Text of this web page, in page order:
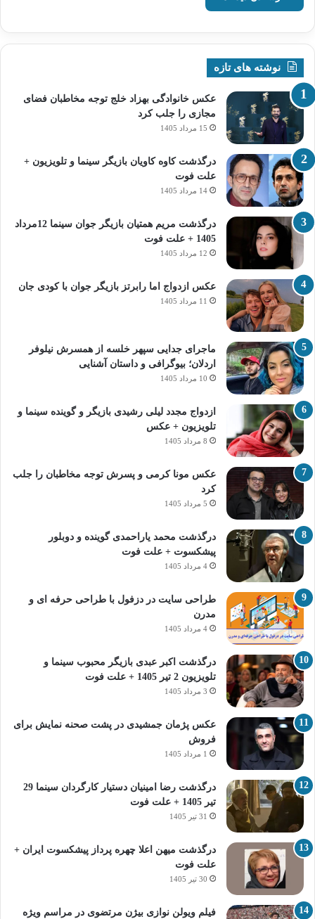
نوشته های تازه
عکس خانوادگی بهزاد خلج توجه مخاطبان فضای
مجازی را جلب کرد
15 مرداد 1405
درگذشت کاوه کاویان بازیگر سینما و تلویزیون +
علت فوت
14 مرداد 1405
درگذشت مریم همتیان بازیگر جوان سینما 12مرداد
1405 + علت فوت
12 مرداد 1405
عکس ازدواج اما رابرتز بازیگر جوان با کودی جان
11 مرداد 1405
ماجرای جدایی سپهر خلسه از همسرش نیلوفر
اردلان؛ بیوگرافی و داستان آشنایی
10 مرداد 1405
ازدواج مجدد لیلی رشیدی بازیگر و گوینده سینما و
تلویزیون + عکس
8 مرداد 1405
عکس مونا کرمی و پسرش توجه مخاطبان را جلب
کرد
5 مرداد 1405
درگذشت محمد یاراحمدی گوینده و دوبلور
پیشکسوت + علت فوت
4 مرداد 1405
طراحی سایت در دزفول با طراحی حرفه‌ ای و
مدرن
4 مرداد 1405
درگذشت اکبر عبدی بازیگر محبوب سینما و
تلویزیون 2 تیر 1405 + علت فوت
3 مرداد 1405
عکس پژمان جمشیدی در پشت صحنه نمایش برای
فروش
1 مرداد 1405
درگذشت رضا امینیان دستیار کارگردان سینما 29
تیر 1405 + علت فوت
31 تیر 1405
درگذشت میهن اعلا چهره پرداز پیشکسوت ایران +
علت فوت
30 تیر 1405
فیلم ویولن نوازی بیژن مرتضوی در مراسم ویژه